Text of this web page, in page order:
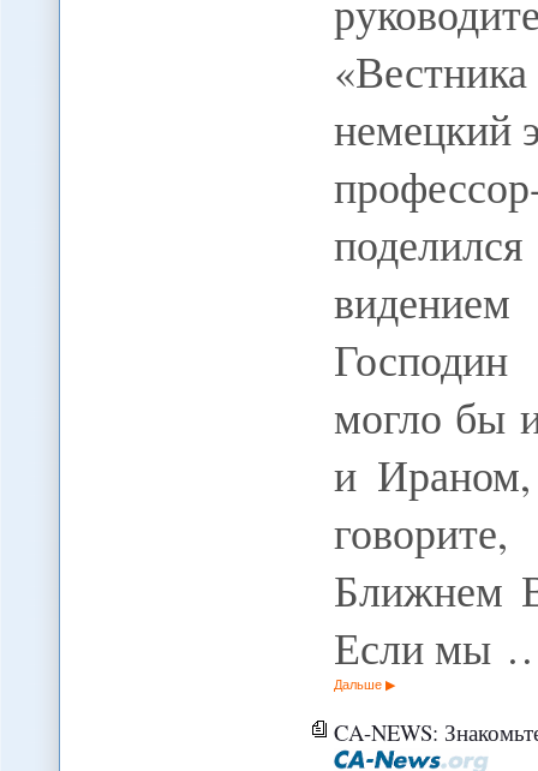
немецкий
могло бы
и
Ближнем
Если мы
Дальше
CA-NEWS: